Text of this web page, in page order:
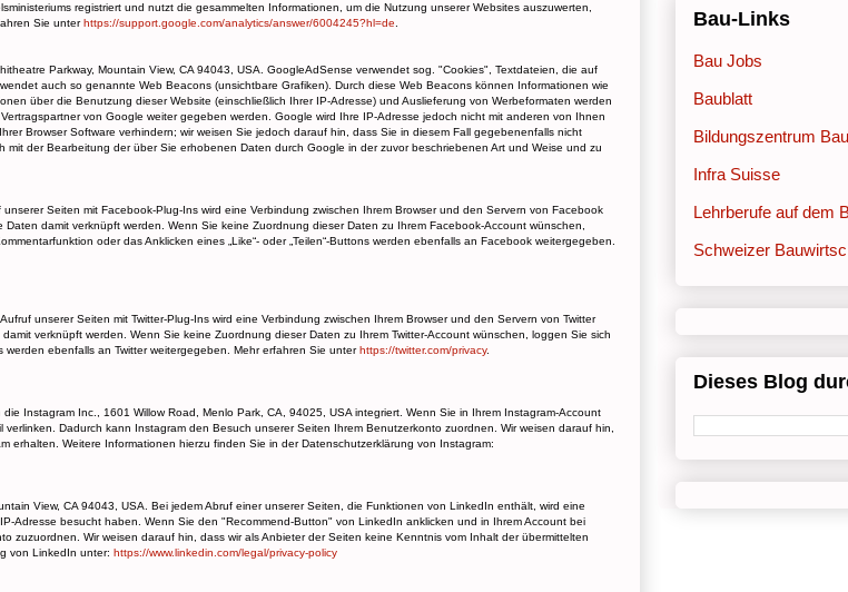
registriert und nutzt die gesammelten Informationen, um die Nutzung unserer Websites auszuwerten,
Sie unter https://support.google.com/analytics/answer/6004245?hl=de.
Parkway, Mountain View, CA 94043, USA. GoogleAdSense verwendet sog. "Cookies", Textdateien, die auf
auch so genannte Web Beacons (unsichtbare Grafiken). Durch diese Web Beacons können Informationen wie
über die Benutzung dieser Website (einschließlich Ihrer IP-Adresse) und Auslieferung von Werbeformaten werden
von Google weiter gegeben werden. Google wird Ihre IP-Adresse jedoch nicht mit anderen von Ihnen
Browser Software verhindern; wir weisen Sie jedoch darauf hin, dass Sie in diesem Fall gegebenenfalls nicht
der Bearbeitung der über Sie erhobenen Daten durch Google in der zuvor beschriebenen Art und Weise und zu
Seiten mit Facebook-Plug-Ins wird eine Verbindung zwischen Ihrem Browser und den Servern von Facebook
damit verknüpft werden. Wenn Sie keine Zuordnung dieser Daten zu Ihrem Facebook-Account wünschen,
oder das Anklicken eines „Like“- oder „Teilen“-Buttons werden ebenfalls an Facebook weitergegeben.
unserer Seiten mit Twitter-Plug-Ins wird eine Verbindung zwischen Ihrem Browser und den Servern von Twitter
verknüpft werden. Wenn Sie keine Zuordnung dieser Daten zu Ihrem Twitter-Account wünschen, loggen Sie sich
werden ebenfalls an Twitter weitergegeben. Mehr erfahren Sie unter https://twitter.com/privacy.
Instagram Inc., 1601 Willow Road, Menlo Park, CA, 94025, USA integriert. Wenn Sie in Ihrem Instagram-Account
Dadurch kann Instagram den Besuch unserer Seiten Ihrem Benutzerkonto zuordnen. Wir weisen darauf hin,
Weitere Informationen hierzu finden Sie in der Datenschutzerklärung von Instagram:
View, CA 94043, USA. Bei jedem Abruf einer unserer Seiten, die Funktionen von LinkedIn enthält, wird eine
Adresse besucht haben. Wenn Sie den "Recommend-Button" von LinkedIn anklicken und in Ihrem Account bei
Wir weisen darauf hin, dass wir als Anbieter der Seiten keine Kenntnis vom Inhalt der übermittelten
von LinkedIn unter: https://www.linkedin.com/legal/privacy-policy
Bau-Links
Bau Jobs
Baublatt
Bildungszentrum Bau
Infra Suisse
Lehrberufe auf dem
Schweizer
Dieses Blog